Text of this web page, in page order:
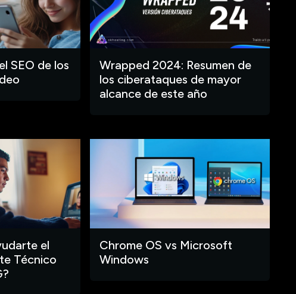
SEO de los
Wrapped 2024: Resumen de
los ciberataques de mayor
alcance de este año
el
Técnico
Chrome OS vs Microsoft
Windows